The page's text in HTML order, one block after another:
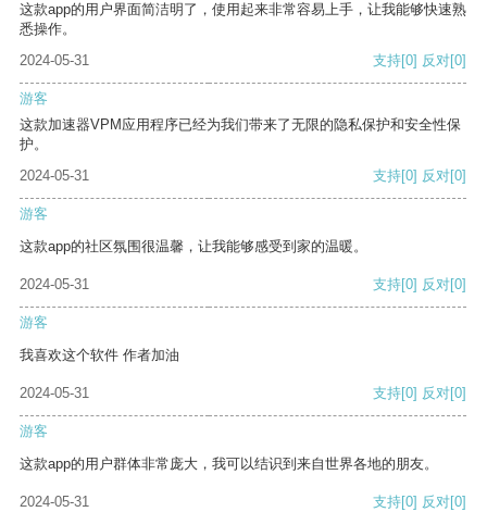
这款app的用户界面简洁明了，使用起来非常容易上手，让我能够快速熟
悉操作。
2024-05-31
支持[0] 反对[0]
游客
这款加速器VPM应用程序已经为我们带来了无限的隐私保护和安全性保
护。
2024-05-31
支持[0] 反对[0]
游客
这款app的社区氛围很温馨，让我能够感受到家的温暖。
2024-05-31 支持[0] 反对[0]
游客
我喜欢这个软件 作者加油
2024-05-31 支持[0] 反对[0]
游客
这款app的用户群体非常庞大，我可以结识到来自世界各地的朋友。
2024-05-31 支持[0] 反对[0]